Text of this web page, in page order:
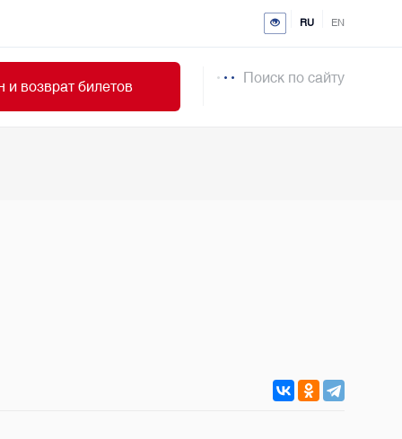
RU EN
и возврат билетов
Поиск по сайту